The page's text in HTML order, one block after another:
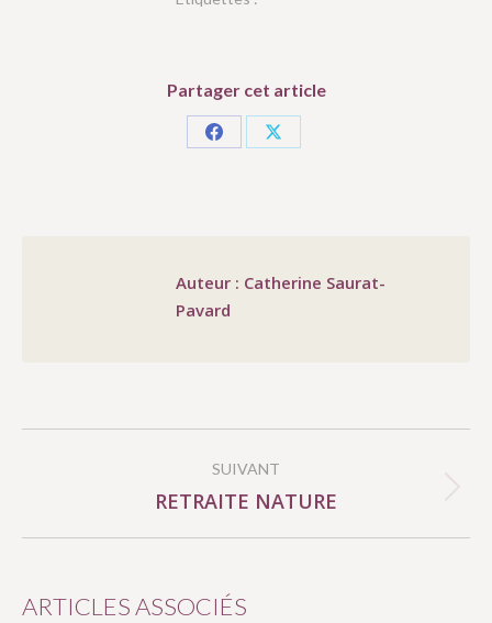
Partager cet article
PartagerPartager
Auteur : Catherine Saurat-
Pavard
SUIVANT
Article
RETRAITE NATURE
ARTICLES ASSOCIÉS